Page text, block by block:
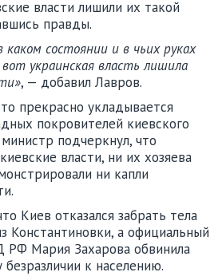
власти лишили их такой
правды.
каком состоянии и в чьих руках
украинская власть лишила
, — добавил Лавров.
прекрасно укладывается
покровителей киевского
подчеркнул, что
власти, ни их хозяева
ни капли
Киев отказался забрать тела
Константиновки, а официальный
Мария Захарова обвинила
к населению.